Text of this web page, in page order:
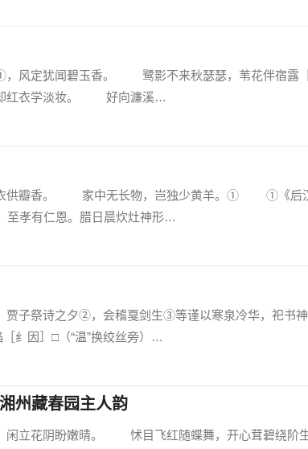
定犹闻碧玉香。 鹭影不来秋瑟瑟，苇花伴宿露［
红衣学淡妆。 好向濂溪…
瓣香。 家中无长物，岂独少黄羊。① ①《后
至孝有仁恩。腊日晨炊灶神形…
诗之夕②，会稽戛剑生③等谨以寒泉冷华，祀书神
纟因］□（“温”换绞丝旁）…
州藏春园主人韵
花阴盼嫩晴。 怵目飞红随蝶舞，开心茸碧绕阶生